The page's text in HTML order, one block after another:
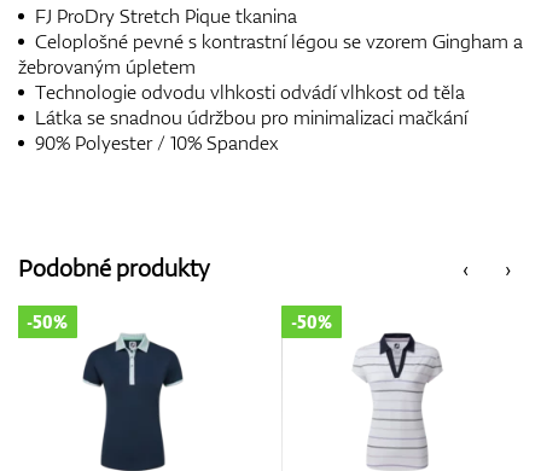
FJ ProDry Stretch Pique tkanina
Celoplošné pevné s kontrastní légou se vzorem Gingham a
žebrovaným úpletem
Technologie odvodu vlhkosti odvádí vlhkost od těla
Látka se snadnou údržbou pro minimalizaci mačkání
90% Polyester / 10% Spandex
‹
Podobné produkty ›